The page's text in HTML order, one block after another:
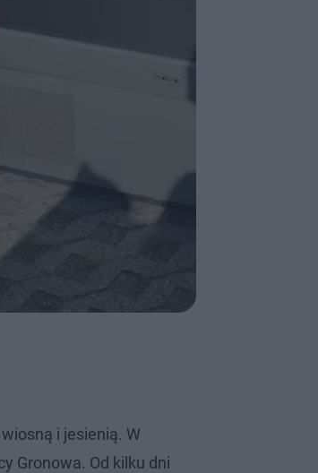
i jesienią. W
Gronowa. Od kilku dni